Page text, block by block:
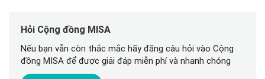
Hỏi Cộng đồng MISA
Nếu bạn vẫn còn thắc mắc hãy đăng câu hỏi vào Cộng
đồng MISA để được giải đáp miễn phí và nhanh chóng